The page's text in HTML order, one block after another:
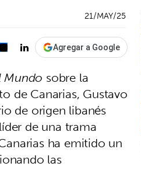
21/MAY/25
Agregar a Google
Mundo sobre la
de Canarias, Gustavo
de origen libanés
de una trama
ha emitido un
las